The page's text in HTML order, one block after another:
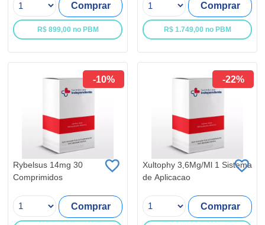
Comprar
R$ 899,00 no PBM
Comprar
R$ 1.749,00 no PBM
-10%
Rybelsus 14mg 30
Comprimidos
Comprar
-22%
Xultophy 3,6Mg/Ml 1 Sistema
de Aplicacao
Comprar